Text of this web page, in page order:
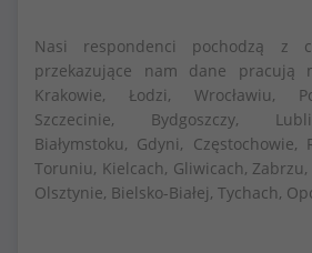
Nasi respondenci pochodzą z
przekazujące nam dane pracują
Krakowie, Łodzi, Wrocławiu,
Szczecinie, Bydgoszczy,
Białymstoku, Gdyni, Częstochowie,
Toruniu, Kielcach, Gliwicach,
Olsztynie, Bielsko-Białej, Tychach,